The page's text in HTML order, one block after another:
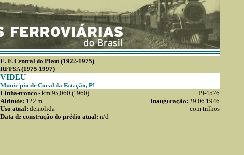
E. F. Central do Piauí (1922-1975)
RFFSA (1975-1997)
VIDEU
Município de Cocal da Estação, PI
Linha-tronco - km 95,060 (1960)
PI-4576
Altitude: 122 m Inauguração: 29.06.1946
Uso atual: demolida
com trilhos
Data de construção do prédio atual: n/d